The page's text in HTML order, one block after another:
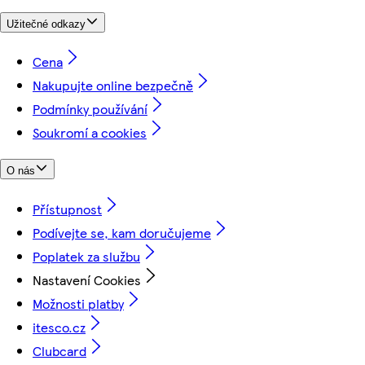
Užitečné odkazy
Cena
Nakupujte online bezpečně
Podmínky používání
Soukromí a cookies
O nás
Přístupnost
Podívejte se, kam doručujeme
Poplatek za službu
Nastavení Cookies
Možnosti platby
itesco.cz
Clubcard